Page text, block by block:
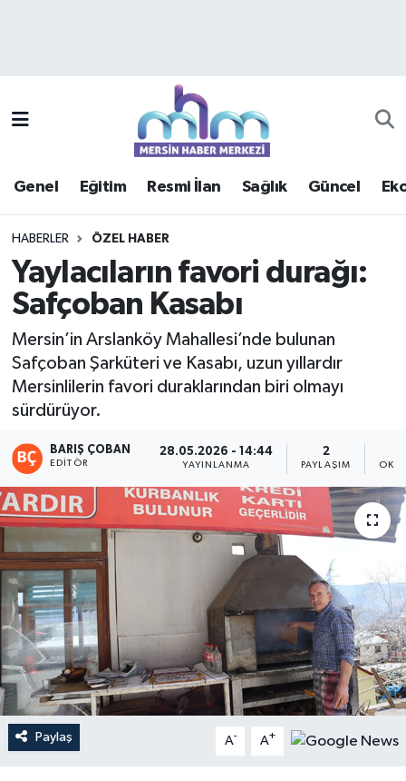
Genel Eğitim Resmi İlan Sağlık Güncel
HABERLER ÖZEL HABER
Yaylacıların favori durağı:
Safçoban Kasabı
Mersin’in Arslanköy Mahallesi’nde bulunan
Safçoban Şarküteri ve Kasabı, uzun yıllardır
Mersinlilerin favori duraklarından biri olmayı
sürdürüyor.
BARIŞ ÇOBAN
EDITÖR
28.05.2026 - 14:44
YAYINLANMA
2
PAYLAŞIM
Paylaş A- A+
Güncel
Haberde insan
Kültür - Sanat
Mersin
Mersin Tarihi
Özel Haber
Politika
Resmi İlan
Sağlık
Mersin Trafik Yoğunluk Haritası
Süper Lig Puan Durumu ve Fikstür
Haber Arşivi